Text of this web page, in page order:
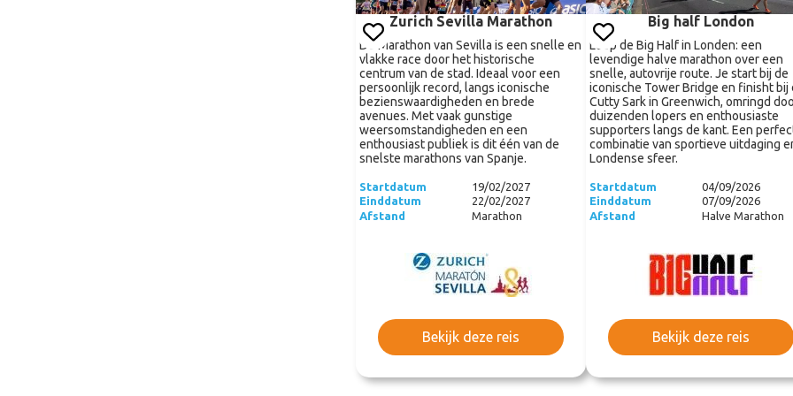
Zurich Sevilla Marathon
De Marathon van Sevilla is een snelle en
vlakke race door het historische
centrum van de stad. Ideaal voor een
persoonlijk record, langs iconische
bezienswaardigheden en brede
avenues. Met vaak gunstige
weersomstandigheden en een
enthousiast publiek is dit één van de
snelste marathons van Spanje.
Startdatum
19/02/2027
Einddatum
22/02/2027
Afstand
Marathon
Bekijk deze reis
Big half London
Loop de Big Half in Londen: een
levendige halve marathon over een
snelle, autovrije route. Je start bij de
iconische Tower Bridge en finisht bij
Cutty Sark in Greenwich, omringd
duizenden lopers en enthousiaste
supporters langs de kant. Een
combinatie van sportieve uitdaging
Londense sfeer.
Startdatum
04/09/2026
Einddatum
07/09/2026
Afstand
Halve Marathon
Bekijk deze reis